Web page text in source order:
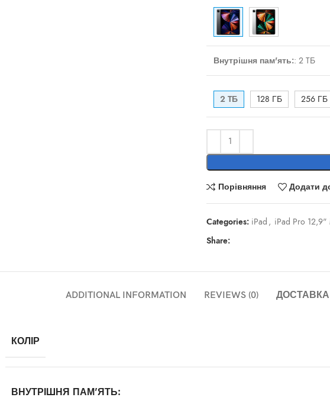
Внутрішня пам'ять:: 2 TБ
2 TБ 128 ГБ 256 ГБ
Порівняння Додати
Categories: iPad , iPad Pro 12,9"
Share:
ADDITIONAL INFORMATION REVIEWS (0) ДОСТАВКА
КОЛІР
ВНУТРІШНЯ ПАМ'ЯТЬ: